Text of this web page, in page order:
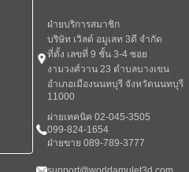
ฝ่ายบริการสมาชิก
บริษัท เวิลด์ อมูเลท 3ดี จำกัด
ที่ตั้ง เลขที่ 9 ชั้น 3-4 ซอย
งามวงศ์วาน 23 ตำบลบางเขน
อำเภอเมืองนนทบุรี จังหวัดนนทบุรี
11000
ผ่ายเทคนิค 02-045-3505
099-824-1654
ฝ่ายขาย 089-789-3777